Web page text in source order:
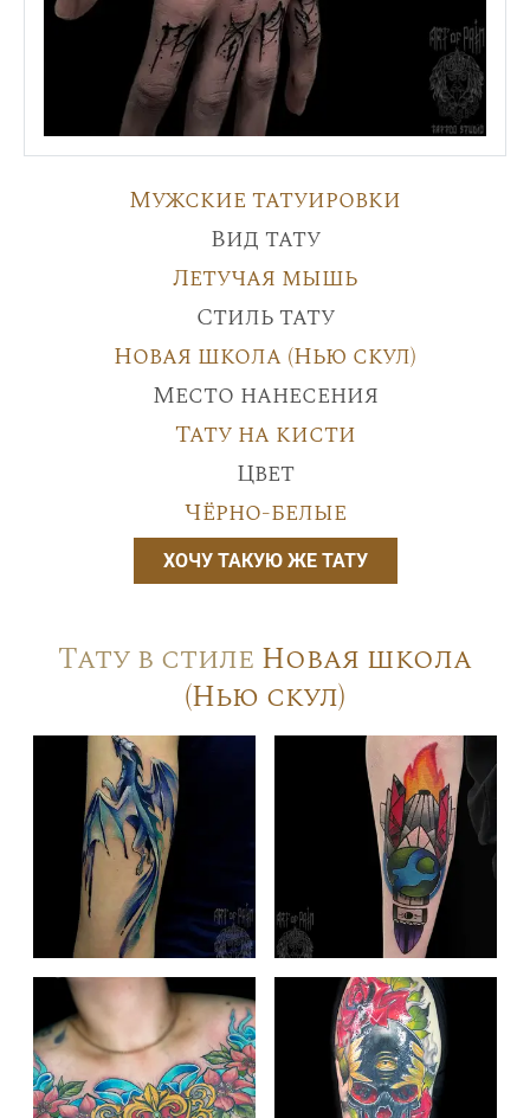
Мужские татуировки
Вид тату
Летучая мышь
Стиль тату
Новая школа (Нью скул)
Место нанесения
Тату на кисти
Цвет
Чёрно-белые
ХОЧУ ТАКУЮ ЖЕ ТАТУ
Тату в стиле Новая школа
(Нью скул)